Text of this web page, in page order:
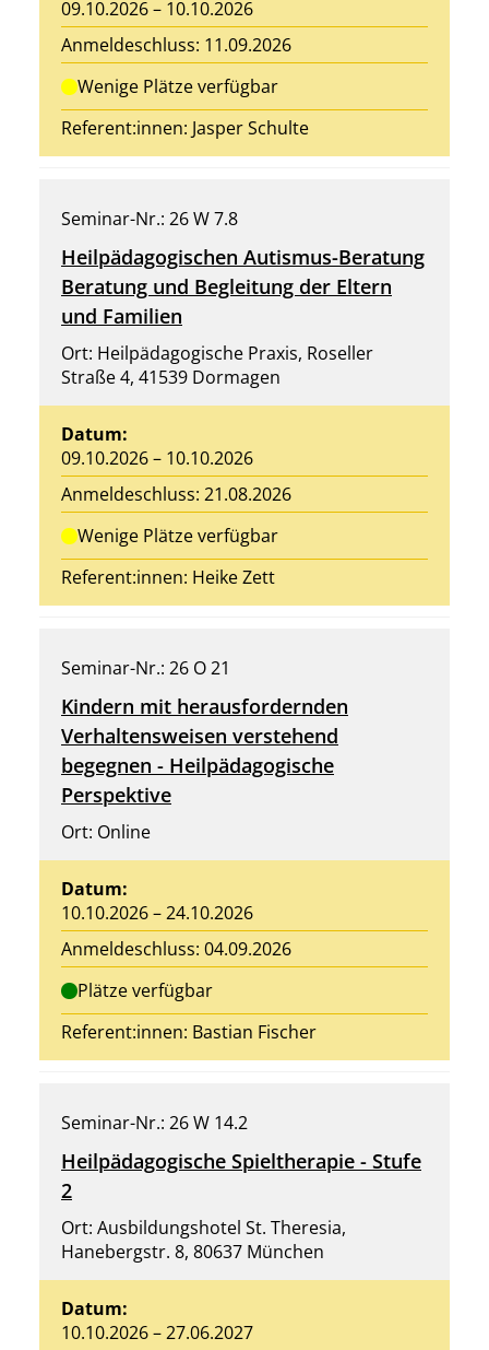
09.10.2026 – 10.10.2026
Anmeldeschluss: 11.09.2026
Wenige Plätze verfügbar
Referent:innen: Jasper Schulte
Seminar-Nr.: 26 W 7.8
Heilpädagogischen Autismus-Beratung
Beratung und Begleitung der Eltern
und Familien
Ort: Heilpädagogische Praxis, Roseller
Straße 4, 41539 Dormagen
Datum:
09.10.2026 – 10.10.2026
Anmeldeschluss: 21.08.2026
Wenige Plätze verfügbar
Referent:innen: Heike Zett
Seminar-Nr.: 26 O 21
Kindern mit herausfordernden
Verhaltensweisen verstehend
begegnen - Heilpädagogische
Perspektive
Ort: Online
Datum:
10.10.2026 – 24.10.2026
Anmeldeschluss: 04.09.2026
Plätze verfügbar
Referent:innen: Bastian Fischer
Seminar-Nr.: 26 W 14.2
Heilpädagogische Spieltherapie - Stufe
2
Ort: Ausbildungshotel St. Theresia,
Hanebergstr. 8, 80637 München
Datum:
10.10.2026 – 27.06.2027